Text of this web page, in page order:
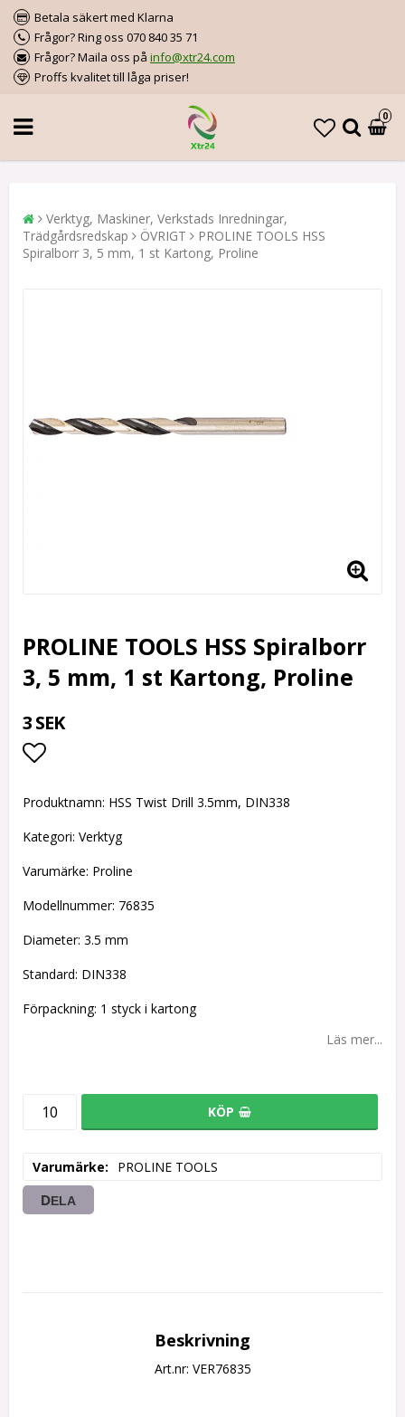
Betala säkert med Klarna
Frågor? Ring oss 070 840 35 71
Frågor? Maila oss på info@xtr24.com
Proffs kvalitet till låga priser!
0
Verktyg, Maskiner, Verkstads Inredningar,
Trädgårdsredskap
ÖVRIGT
PROLINE TOOLS HSS
Spiralborr 3, 5 mm, 1 st Kartong, Proline
PROLINE TOOLS HSS Spiralborr
3, 5 mm, 1 st Kartong, Proline
3 SEK
Produktnamn: HSS Twist Drill 3.5mm, DIN338
Kategori: Verktyg
Varumärke: Proline
Modellnummer: 76835
Diameter: 3.5 mm
Standard: DIN338
Förpackning: 1 styck i kartong
Läs mer...
KÖP
Varumärke PROLINE TOOLS
DELA
Beskrivning
Art.nr: VER76835